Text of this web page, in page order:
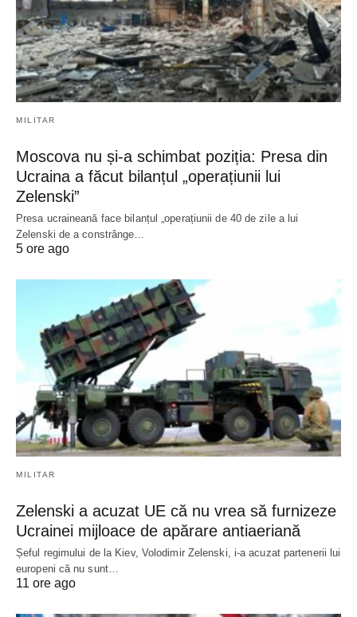
MILITAR
Moscova nu și-a schimbat poziția: Presa din
Ucraina a făcut bilanțul „operațiunii lui
Zelenski”
Presa ucraineană face bilanțul „operațiunii de 40 de zile a lui
Zelenski de a constrânge…
5 ore ago
MILITAR
Zelenski a acuzat UE că nu vrea să furnizeze
Ucrainei mijloace de apărare antiaeriană
Șeful regimului de la Kiev, Volodimir Zelenski, i-a acuzat partenerii lui
europeni că nu sunt…
11 ore ago